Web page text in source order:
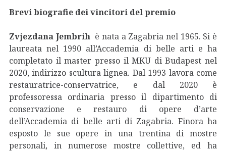
Brevi biografie deivincitori del premio
Zvjezdana Jembrih è nata a Zagabria nel 1965. Si è
laureata nel 1990 all’Accademia di belle arti e ha
completato il master presso il MKU di Budapest nel
2020, indirizzo scultura lignea. Dal 1993 lavora come
restauratrice-conservatrice, e dal 2020 è
professoressa ordinaria presso il dipartimento di
conservazione e restauro di opere d’arte
dell’Accademia di belle arti di Zagabria. Finora ha
esposto le sue opere in una trentina di mostre
personali, in numerose mostre collettive, ed ha